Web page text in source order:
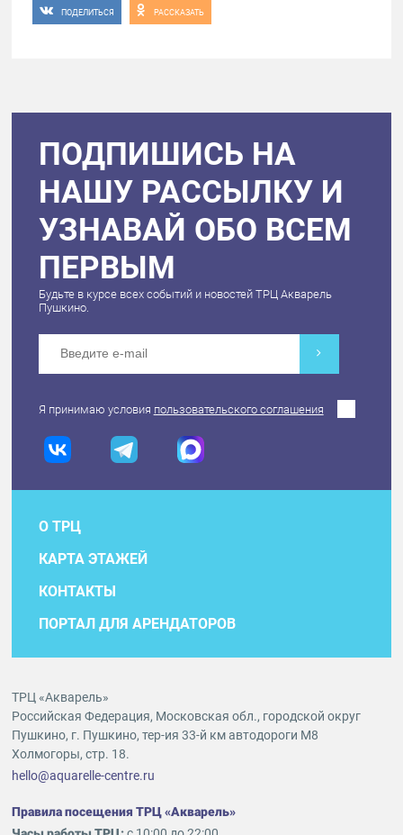
ПОДЕЛИТЬСЯ РАССКАЗАТЬ
ПОДПИШИСЬ НА
НАШУ РАССЫЛКУ И
УЗНАВАЙ ОБО ВСЕМ
ПЕРВЫМ
Будьте в курсе всех событий и новостей ТРЦ Акварель
Пушкино.
Я принимаю условия пользовательского соглашения
О ТРЦ
КАРТА ЭТАЖЕЙ
КОНТАКТЫ
ПОРТАЛ ДЛЯ АРЕНДАТОРОВ
ТРЦ «Акварель»
Российская Федерация, Московская обл., городской округ
Пушкино, г. Пушкино, тер-ия 33-й км автодороги М8
Холмогоры, стр. 18.
hello@aquarelle-centre.ru
Правила посещения ТРЦ «Акварель»